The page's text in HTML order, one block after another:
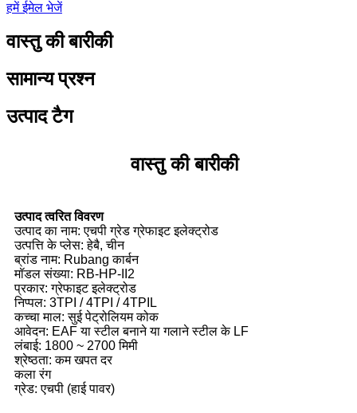
हमें ईमेल भेजें
वास्तु की बारीकी
सामान्य प्रश्न
उत्पाद टैग
वास्तु की बारीकी
उत्पाद त्वरित विवरण
उत्पाद का नाम: एचपी ग्रेड ग्रेफाइट इलेक्ट्रोड
उत्पत्ति के प्लेस: हेबै, चीन
ब्रांड नाम: Rubang कार्बन
मॉडल संख्या: RB-HP-II2
प्रकार: ग्रेफाइट इलेक्ट्रोड
निप्पल: 3TPI / 4TPI / 4TPIL
कच्चा माल: सुई पेट्रोलियम कोक
आवेदन: EAF या स्टील बनाने या गलाने स्टील के LF
लंबाई: 1800 ~ 2700 मिमी
श्रेष्ठता: कम खपत दर
कला रंग
ग्रेड: एचपी (हाई पावर)